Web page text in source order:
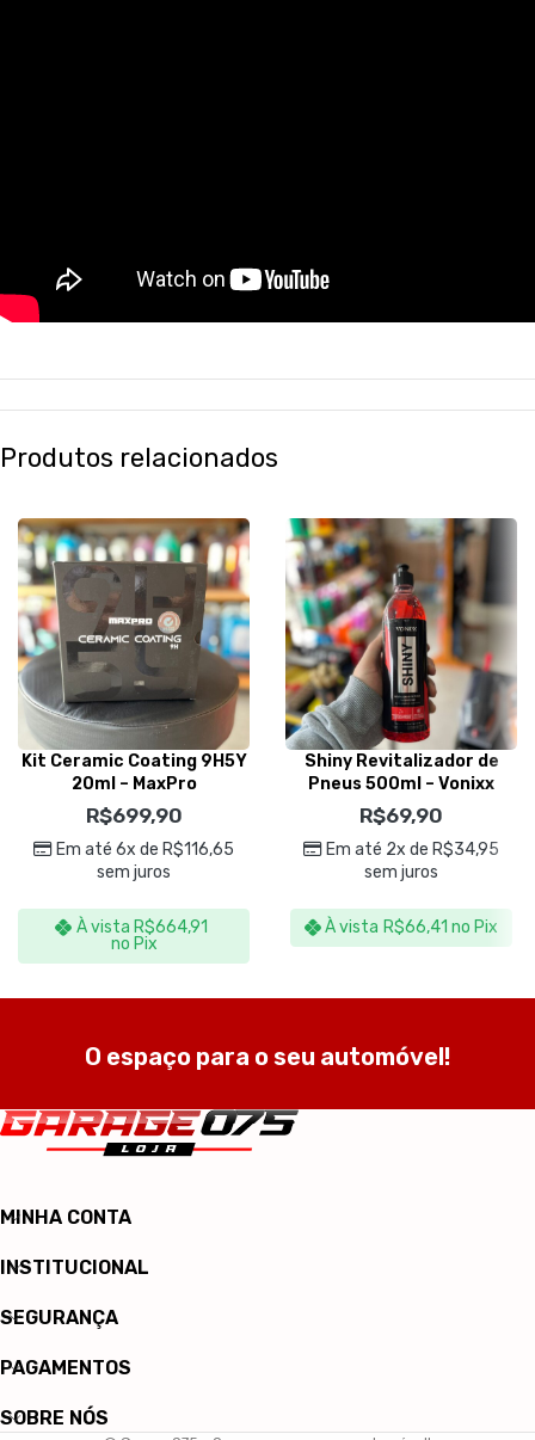
Produtos relacionados
Kit Ceramic Coating 9H5Y
20ml – MaxPro
R$699,90
Em até 6x de R$116,65
sem juros
À vista R$664,91
no Pix
Shiny Revitalizador de
Pneus 500ml – Vonixx
R$69,90
Em até 2x de R$34,95
sem juros
À vista R$66,41 no Pix
O espaço para o seu automóvel!
MINHA CONTA
INSTITUCIONAL
SEGURANÇA
PAGAMENTOS
SOBRE NÓS